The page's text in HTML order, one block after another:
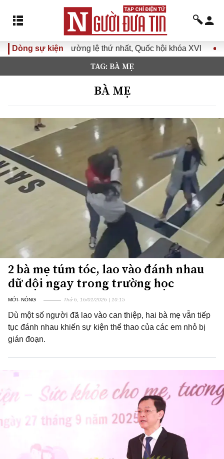
Dòng sự kiện
Quốc hội khóa XVI Đưa Nghị quyết Đại hội Đảng
TAG: BÀ MẸ
BÀ MẸ
2 bà mẹ túm tóc, lao vào đánh nhau
dữ dội ngay trong trường học
MỚI- NÓNG Thứ 6, 16/01/2026 | 10:15
Dù một số người đã lao vào can thiệp, hai bà mẹ vẫn tiếp
tục đánh nhau khiến sự kiện thể thao của các em nhỏ bị
gián đoạn.